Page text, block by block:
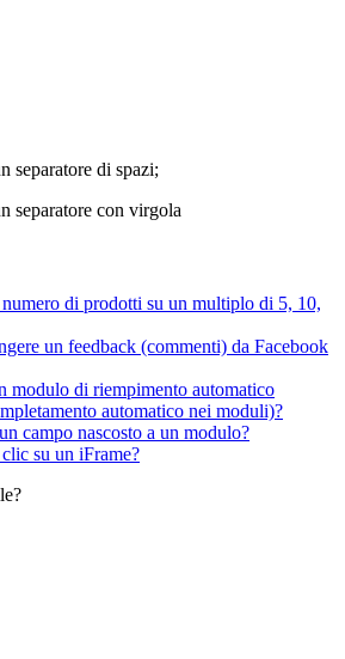
separatore di spazi;
separatore con virgola
di prodotti su un multiplo di 5, 10,
un feedback (commenti) da Facebook
modulo di riempimento automatico
automatico nei moduli)?
campo nascosto a un modulo?
su un iFrame?